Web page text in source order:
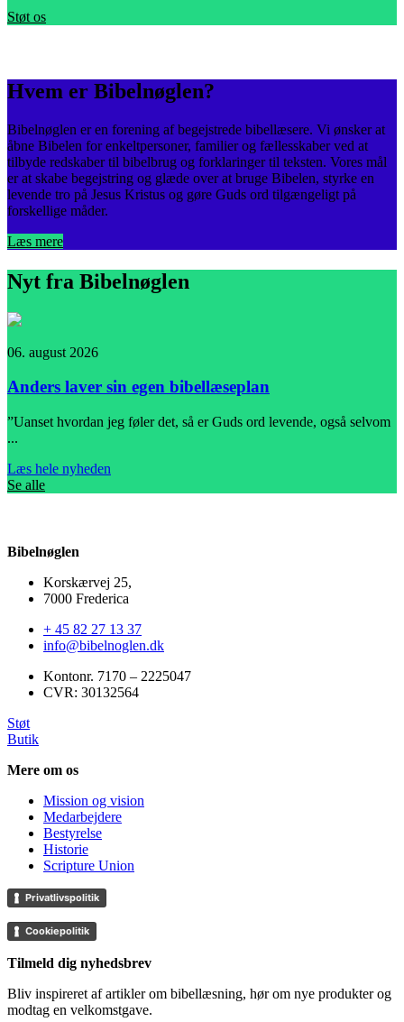
Støt os
Hvem er Bibelnøglen?
Bibelnøglen er en forening af begejstrede bibellæsere. Vi ønsker at
åbne Bibelen for enkeltpersoner, familier og fællesskaber ved at
tilbyde redskaber til bibelbrug og forklaringer til teksten. Vores mål
er at skabe begejstring og glæde over at bruge Bibelen, styrke en
levende tro på Jesus Kristus og gøre Guds ord tilgængeligt på
forskellige måder.
Læs mere
Nyt fra Bibelnøglen
06. august 2026
Anders laver sin egen bibellæseplan
”Uanset hvordan jeg føler det, så er Guds ord levende, også selvom
...
Læs hele nyheden
Se alle
Bibelnøglen
Korskærvej 25,
7000 Frederica
+ 45 82 27 13 37
info@bibelnoglen.dk
Kontonr. ‍7170 – 2225047
CVR: ‍30132564
Støt
Butik
Mere om os
Mission og vision
Medarbejdere
Bestyrelse
Historie
Scripture Union
Privatlivspolitik
Cookiepolitik
Tilmeld dig nyhedsbrev
Bliv inspireret af artikler om bibellæsning, hør om nye produkter og
modtag en velkomstgave.